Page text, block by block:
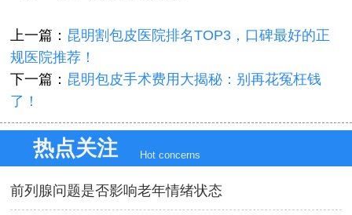
上一篇： 昆明割包皮医院排名TOP3，口碑最好的正
规医院推荐！
下一篇： 昆明包皮手术费用大揭秘：别再花冤枉钱
了！
热点关注 Hot concerns
前列腺问题是否影响老年情绪状态